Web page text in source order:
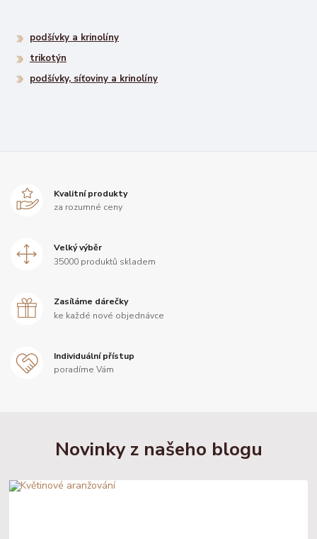
podšívky a krinolíny
trikotýn
podšívky, síťoviny a krinolíny
Kvalitní produkty
za rozumné ceny
Velký výběr
35000 produktů skladem
Zasíláme dárečky
ke každé nové objednávce
Individuální přístup
poradíme Vám
Novinky z našeho blogu